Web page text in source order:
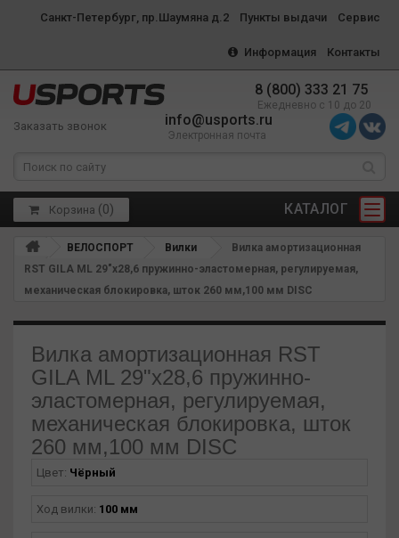
Санкт-Петербург, пр.Шаумяна д.2 Пункты выдачи Сервис
Информация Контакты
8 (800) 333 21 75
Ежедневно с 10 до 20
Заказать звонок info@usports.ru
Электронная почта
КАТАЛОГ
Корзина (0)
ВЕЛОСПОРТ Вилки
Вилка амортизационная
RST GILA ML 29"х28,6 пружинно-эластомерная, регулируемая,
механическая блокировка, шток 260 мм,100 мм DISC
Вилка амортизационная RST
GILA ML 29"х28,6 пружинно-
эластомерная, регулируемая,
механическая блокировка, шток
260 мм,100 мм DISC
Цвет: Чёрный
Ход вилки: 100 мм